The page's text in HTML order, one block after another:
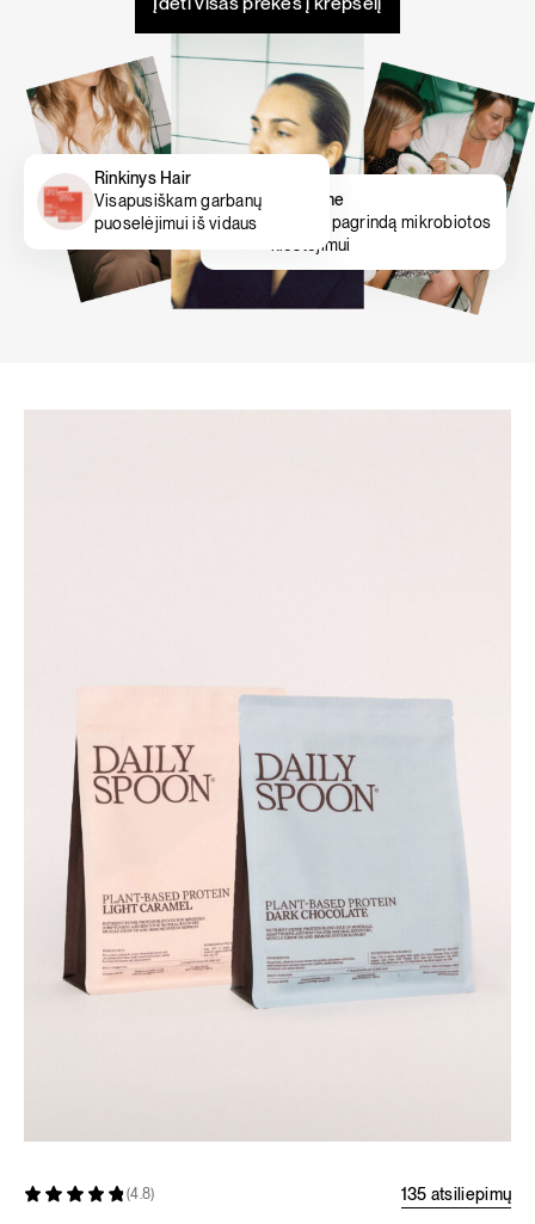
Gut prime
Padeda pagrindą mikrobiotos
klestėjimui
Rinkinys Hair
Visapusiškam garbanų
puoselėjimui iš vidaus
(4.8) 135 atsiliepimų